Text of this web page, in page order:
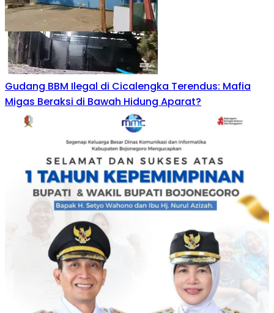
Gudang BBM Ilegal di Cicalengka Terendus: Mafia
Migas Beraksi di Bawah Hidung Aparat?